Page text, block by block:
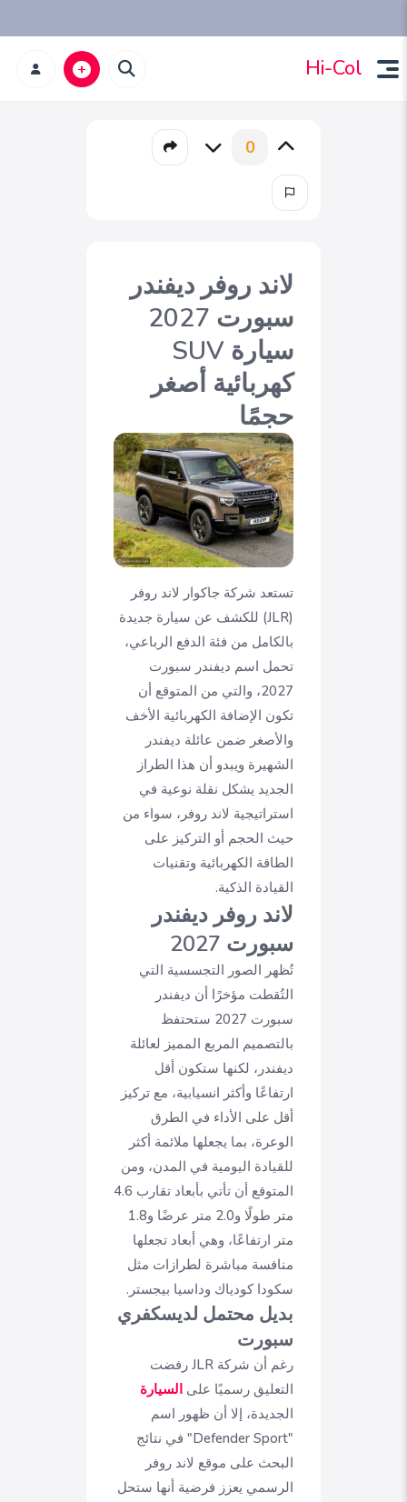
Hi-Col
0
لاند روفر ديفندر
سبورت 2027
سيارة SUV
كهربائية أصغر
حجمًا
تستعد شركة جاكوار لاند روفر
(JLR) للكشف عن سيارة جديدة
بالكامل من فئة الدفع الرباعي،
تحمل اسم ديفندر سبورت
2027، والتي من المتوقع أن
تكون الإضافة الكهربائية الأخف
والأصغر ضمن عائلة ديفندر
الشهيرة ويبدو أن هذا الطراز
الجديد يشكل نقلة نوعية في
استراتيجية لاند روفر، سواء من
حيث الحجم أو التركيز على
الطاقة الكهربائية وتقنيات
القيادة الذكية.
لاند روفر ديفندر
سبورت 2027
تُظهر الصور التجسسية التي
التُقطت مؤخرًا أن ديفندر
سبورت 2027 ستحتفظ
بالتصميم المربع المميز لعائلة
ديفندر، لكنها ستكون أقل
ارتفاعًا وأكثر انسيابية، مع تركيز
أقل على الأداء في الطرق
الوعرة، بما يجعلها ملائمة أكثر
للقيادة اليومية في المدن، ومن
المتوقع أن تأتي بأبعاد تقارب 4.6
متر طولًا و2.0 متر عرضًا و1.8
متر ارتفاعًا، وهي أبعاد تجعلها
منافسة مباشرة لطرازات مثل
سكودا كودياك وداسيا بيجستر.
بديل محتمل لديسكفري
سبورت
رغم أن شركة JLR رفضت
التعليق رسميًا على السيارة
الجديدة، إلا أن ظهور اسم
"Defender Sport" في نتائج
البحث على موقع لاند روفر
الرسمي يعزز فرضية أنها ستحل